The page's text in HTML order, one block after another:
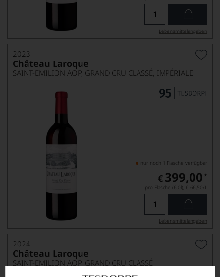
Lebensmittel­angaben
2023
Château Laroque
SAINT-EMILION AOP, GRAND CRU CLASSÉ, IMPÉRIALE
nur noch 1 Flasche verfügbar
€ 399,00 *
pro Flasche (6.0l), € 66,50/L
Lebensmittel­angaben
2024
Château Laroque
SAINT-EMILION AOP, GRAND CRU CLASSÉ